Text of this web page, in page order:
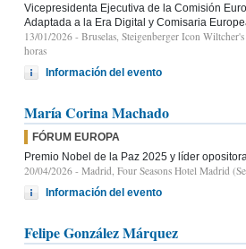
Vicepresidenta Ejecutiva de la Comisión
Adaptada a la Era Digital y Comisaria
13/01/2026 - Bruselas, Steigenberger Icon
horas
Información del evento
María Corina Machado
FÓRUM EUROPA
Premio Nobel de la Paz 2025 y líder
20/04/2026 - Madrid, Four Seasons Hotel Madrid
Información del evento
Felipe González Márquez